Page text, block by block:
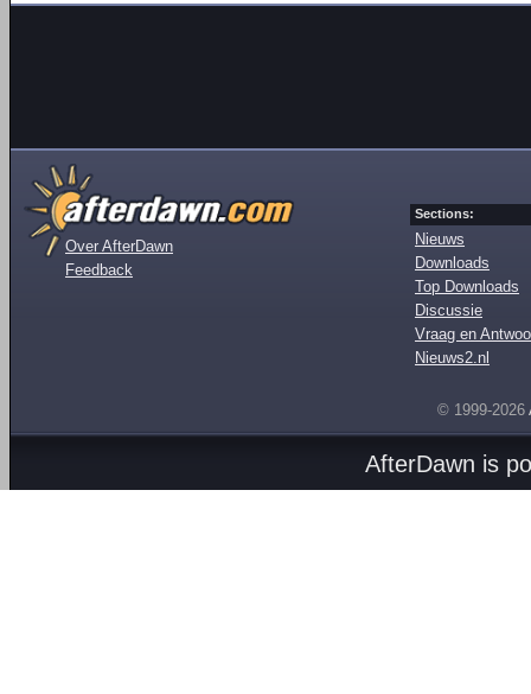
Over AfterDawn
Feedback
Sections:
Nieuws
Downloads
Top Downloads
Discussie
Vraag en
Nieuws2.nl
© 1999-2026
AfterDawn is